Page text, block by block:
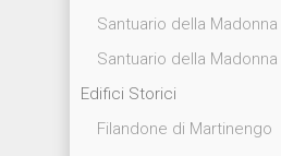
Santuario della
Santuario della Madonna
Edifici Storici
Filandone di Martinengo